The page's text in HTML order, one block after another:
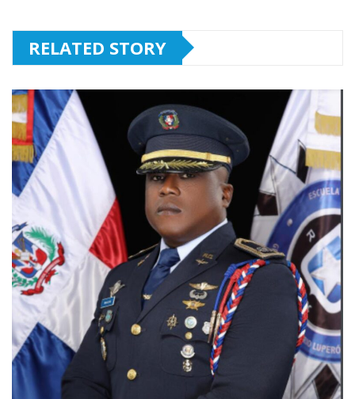
RELATED STORY